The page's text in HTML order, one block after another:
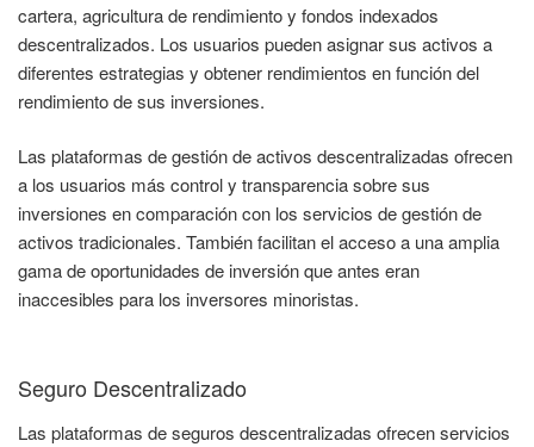
cartera, agricultura de rendimiento y fondos indexados
descentralizados. Los usuarios pueden asignar sus activos a
diferentes estrategias y obtener rendimientos en función del
rendimiento de sus inversiones.
Las plataformas de gestión de activos descentralizadas ofrecen
a los usuarios más control y transparencia sobre sus
inversiones en comparación con los servicios de gestión de
activos tradicionales. También facilitan el acceso a una amplia
gama de oportunidades de inversión que antes eran
inaccesibles para los inversores minoristas.
Seguro Descentralizado
Las plataformas de seguros descentralizadas ofrecen servicios